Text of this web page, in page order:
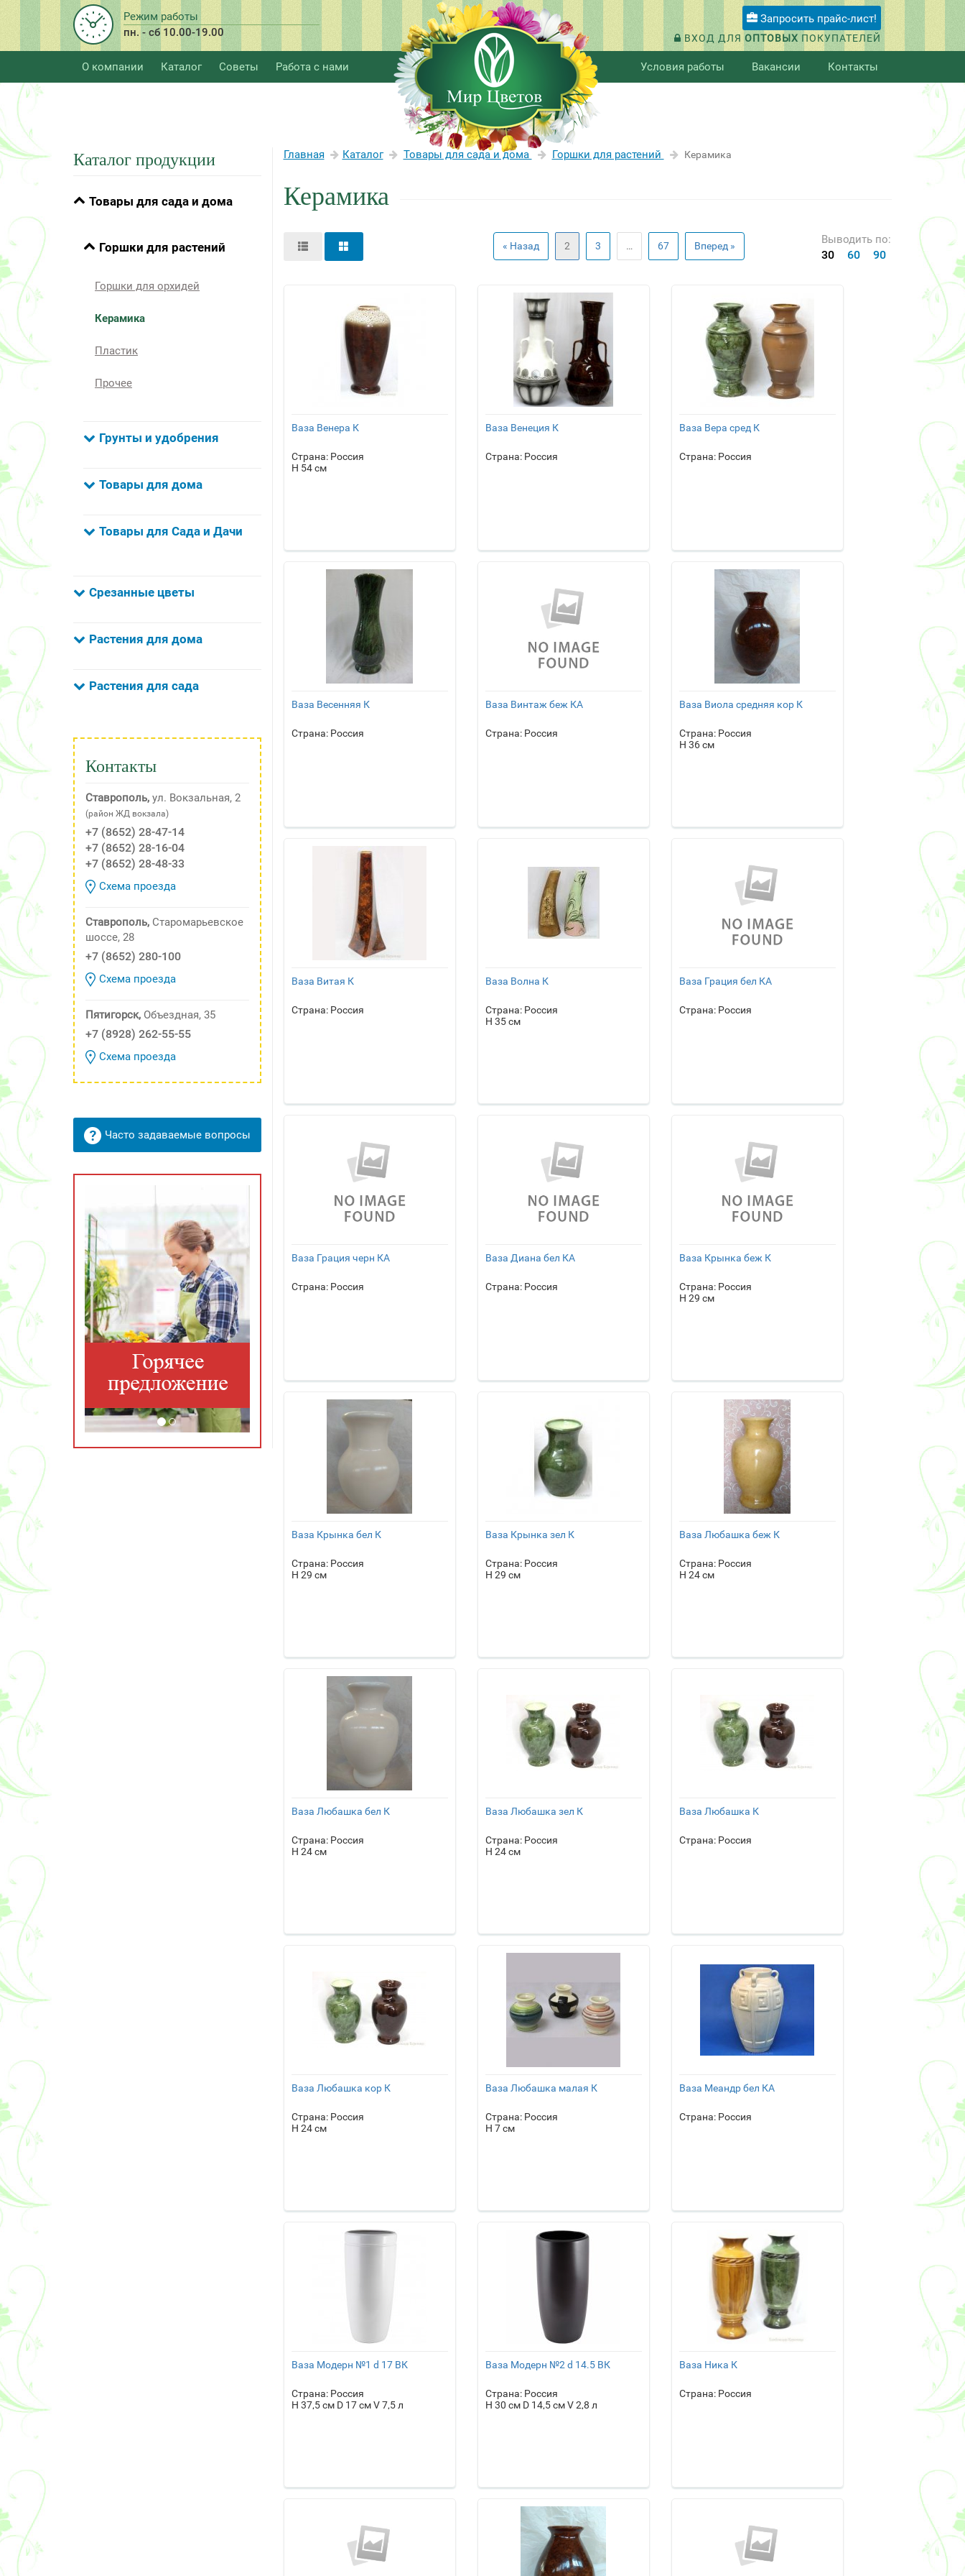
Режим работы
пн. - сб 10.00-19.00
Запросить прайс-лист!
ВХОД ДЛЯ ОПТОВЫХ ПОКУПАТЕЛЕЙ
О компании Каталог Советы Работа с нами Условия работы Вакансии Контакты
Каталог продукции
Товары для сада и дома
Горшки для растений
Горшки для орхидей
Керамика
Пластик
Прочее
Грунты и удобрения
Товары для дома
Товары для Сада и Дачи
Срезанные цветы
Растения для дома
Растения для сада
Контакты
Ставрополь, ул. Вокзальная, 2
(район ЖД вокзала)
+7 (8652) 28-47-14
+7 (8652) 28-16-04
+7 (8652) 28-48-33
Схема проезда
Ставрополь, Старомарьевское
шоссе, 28
+7 (8652) 280-100
Схема проезда
Пятигорск, Объездная, 35
+7 (8928) 262-55-55
Схема проезда
Часто задаваемые вопросы
Главная Каталог Товары для сада и дома Горшки для растений Керамика
Керамика
« Назад 2 3 … 67 Вперед » Выводить по:
30 60 90
Ваза Венера К
Страна: Россия
H 54 см
Ваза Венеция К
Страна: Россия
Ваза Вера сред К
Страна: Россия
Ваза Весенняя К
Страна: Россия
Ваза Винтаж беж КА
Страна: Россия
Ваза Виола средняя кор К
Страна: Россия
H 36 см
Ваза Витая К
Страна: Россия
Ваза Волна К
Страна: Россия
H 35 см
Ваза Грация бел КА
Страна: Россия
Ваза Грация черн КА
Страна: Россия
Ваза Диана бел КА
Страна: Россия
Ваза Крынка беж К
Страна: Россия
H 29 см
Ваза Крынка бел К
Страна: Россия
H 29 см
Ваза Крынка зел К
Страна: Россия
H 29 см
Ваза Любашка беж К
Страна: Россия
H 24 см
Ваза Любашка бел К
Страна: Россия
H 24 см
Ваза Любашка зел К
Страна: Россия
H 24 см
Ваза Любашка К
Страна: Россия
Ваза Любашка кор К
Страна: Россия
H 24 см
Ваза Любашка малая К
Страна: Россия
H 7 см
Ваза Меандр бел КА
Страна: Россия
Ваза Модерн №1 d 17 ВК
Страна: Россия
H 37,5 см D 17 см V 7,5 л
Ваза Модерн №2 d 14.5 ВК
Страна: Россия
H 30 см D 14,5 см V 2,8 л
Ваза Ника К
Страна: Россия